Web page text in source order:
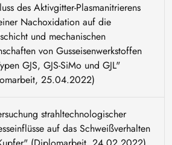
des Aktivgitter-Plasmanitrierens
Nachoxidation auf die
und mechanischen
von Gusseisenwerkstoffen
GJS, GJS-SiMo und GJL"
25.04.2022)
strahltechnologischer
auf das Schweißverhalten